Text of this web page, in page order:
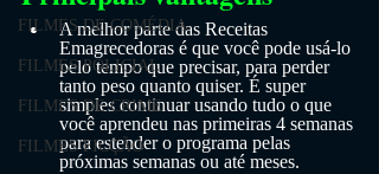
FILMES DE COMÉDIA
FILMES POLICIAL
FILMES DE CRIME
FILMES FICÇÃO
A melhor parte das Receitas
Emagrecedoras é que você pode usá-lo
pelo tempo que precisar, para perder
tanto peso quanto quiser. É super
simples continuar usando tudo o que
você aprendeu nas primeiras 4 semanas
para estender o programa pelas
próximas semanas ou até meses.